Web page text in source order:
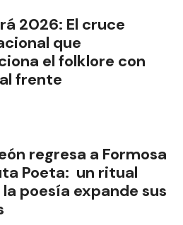
2026: El cruce
que
el folklore con
frente
regresa a Formosa
Poeta: un ritual
poesía expande sus